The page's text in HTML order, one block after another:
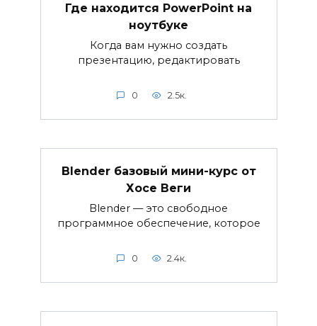
Где находится PowerPoint на
ноутбуке
Когда вам нужно создать
презентацию, редактировать
0 2.5к.
Blender базовый мини-курс от
Хосе Веги
Blender — это свободное
программное обеспечение, которое
0 2.4к.